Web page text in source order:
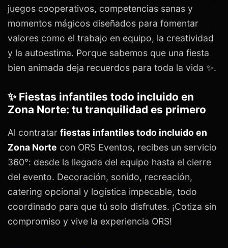
juegos cooperativos, competencias sanas y
momentos mágicos diseñados para fomentar
valores como el trabajo en equipo, la creatividad
y la autoestima. Porque sabemos que una fiesta
bien animada deja recuerdos para toda la vida ✨.
✨ Fiestas infantiles todo incluido en
Zona Norte: tu tranquilidad es primero
Al contratar fiestas infantiles todo incluido en
Zona Norte con ORS Eventos, recibes un servicio
360°: desde la llegada del equipo hasta el cierre
del evento. Decoración, sonido, recreación,
catering opcional y logística impecable, todo
coordinado para que tú solo disfrutes. ¡Cotiza sin
compromiso y vive la experiencia ORS!